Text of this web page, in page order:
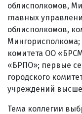
облисполкомов,
главных
облисполкомов,
Мингорисполкома;
комитета ОО
«БРПО»; первые
городского
учреждений
Тема коллегии